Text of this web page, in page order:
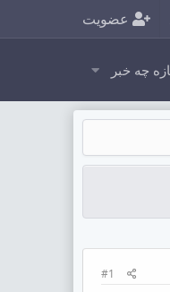
عضویت
چه خبر
#1